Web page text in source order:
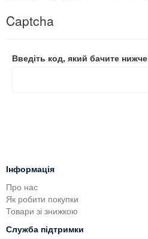
Captcha
Введіть код, який бачите нижче
Інформація
Про нас
Як робити покупки
Товари зі знижкою
Служба підтримки